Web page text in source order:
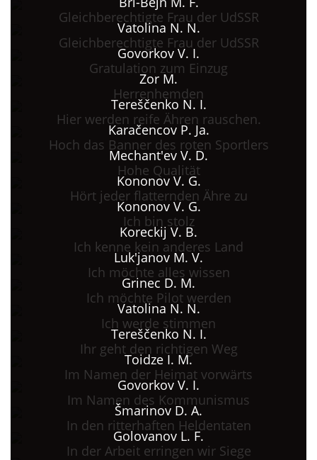
Gleichberechtigte Frau der UdSSR
Vatolina N. N.
Gleichberechtigte Frau der UdSSR
Govorkov V. I.
Gratulation zum Einzug
Zor M.
Herrenhemden
Tereščenko N. I.
Hier werden reife Ähren rauschen.
Karačencov P. Ja.
Hoch das Banner des roten Sportlers
Mechant'ev V. D.
Hohe Qualität
Kononov V. G.
Hört jeder flatternden Ähre zu
Kononov V. G.
Ich bin stolz
Koreckij V. B.
Ich kenne kein anderes Land
Luk'janov M. V.
Ich möchte alles wissen
Grinec D. M.
Ich möchte Pilot werden
Vatolina N. N.
Ich werde stimmen
Tereščenko N. I.
Ihr geht den richtigen Weg
Toidze I. M.
Im Namen der Heimat vorwärts
Govorkov V. I.
Im Namen des Kommunismus
Šmarinov D. A.
In den ritterhaften Heldentaten
Golovanov L. F.
In der Arbeit erringen wir Siege